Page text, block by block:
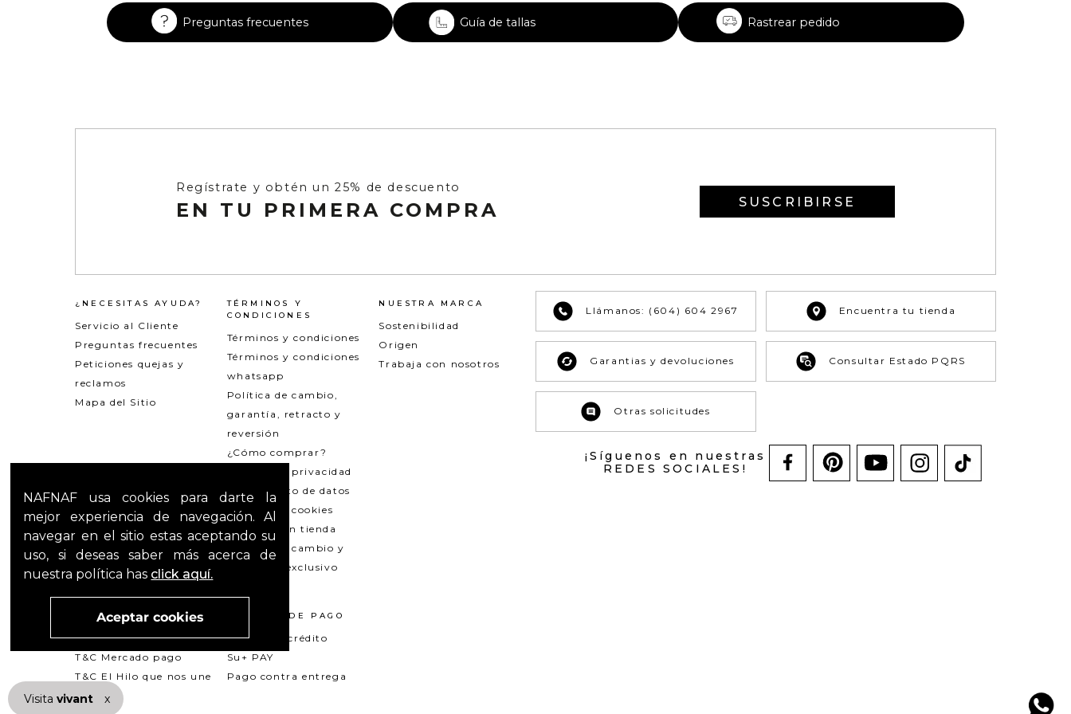
Visita vivant nuestra marca
x
NAFNAF usa cookies para darte la
mejor experiencia de navegación. Al
navegar en el sitio estas aceptando su
uso, si deseas saber más acerca de
nuestra política has click aquí.
Aceptar cookies
Preguntas frecuentes Guía de tallas Rastrear pedido
Regístrate y obtén un 25% de descuento
EN TU PRIMERA COMPRA SUSCRIBIRSE
¿NECESITAS AYUDA?
Servicio al Cliente
Preguntas frecuentes
Peticiones quejas y
reclamos
Mapa del Sitio
TÉRMINOS Y
CONDICIONES
Términos y condiciones
Términos y condiciones
whatsapp
Política de cambio,
garantía, retracto y
reversión
¿Cómo comprar?
Política de privacidad
Tratamiento de datos
Política de cookies
Recogida en tienda
Política de cambio y
garantías exclusivo
NUESTRA MARCA
Sostenibilidad
Origen
Trabaja con nosotros
TÉRMINOS LEGALES
Promociones
T&C Mercado pago
T&C El Hilo que nos une
MÉTODOS DE PAGO
Tarjeta de crédito
Su+ PAY
Pago contra entrega
Llámanos: (604) 604 2967
Garantias y devoluciones
Otras solicitudes
Encuentra tu tienda
Consultar Estado PQRS
¡Síguenos en nuestras
REDES SOCIALES!